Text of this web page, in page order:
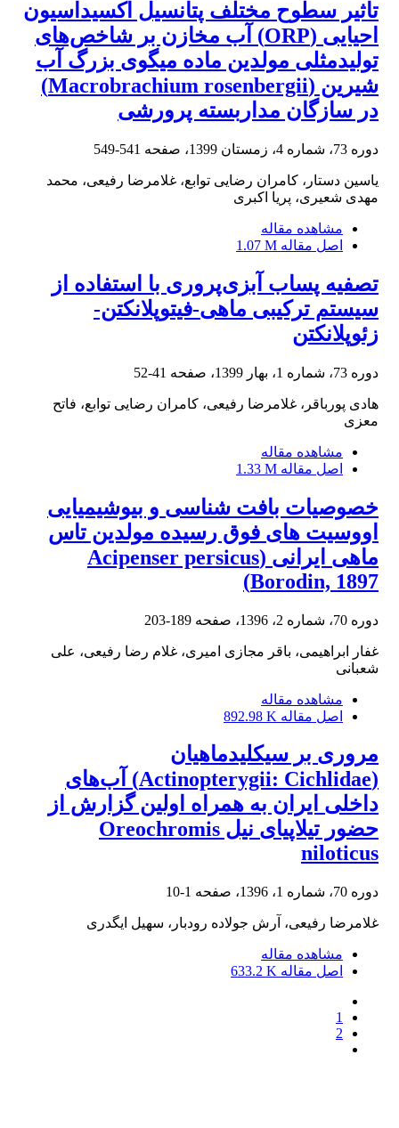
تاثیر سطوح مختلف پتانسیل اکسیداسیون
احیایی (ORP) آب مخازن بر شاخص‌های
تولیدمثلی مولدین ماده میگوی بزرگ آب
شیرین (Macrobrachium rosenbergii)
در سازگان مداربسته پرورشی
دوره 73، شماره 4، زمستان 1399، صفحه 541-549
یاسین دستار، کامران رضایی توابع، غلامرضا رفیعی، محمد
مهدی شعیری، پریا اکبری
مشاهده مقاله
اصل مقاله 1.07 M
تصفیه پساب آبزی‌پروری با استفاده از
سیستم ترکیبی ماهی-فیتوپلانکتن-
زئوپلانکتن
دوره 73، شماره 1، بهار 1399، صفحه 41-52
هادی پورباقر، غلامرضا رفیعی، کامران رضایی توابع، فاتح
معزی
مشاهده مقاله
اصل مقاله 1.33 M
خصوصیات بافت شناسی و بیوشیمیایی
اووسیت های فوق رسیده مولدین تاس
ماهی ایرانی (Acipenser persicus
Borodin, 1897)
دوره 70، شماره 2، 1396، صفحه 189-203
غفار ابراهیمی، باقر مجازی امیری، غلام رضا رفیعی، علی
شعبانی
مشاهده مقاله
اصل مقاله 892.98 K
مروری بر سیکلیدماهیان
(Actinopterygii: Cichlidae) آب‌های
داخلی ایران به همراه اولین گزارش از
حضور تیلاپیای نیل Oreochromis
niloticus
دوره 70، شماره 1، 1396، صفحه 1-10
غلامرضا رفیعی، آرش جولاده رودبار، سهیل ایگدری
مشاهده مقاله
اصل مقاله 633.2 K
1
2